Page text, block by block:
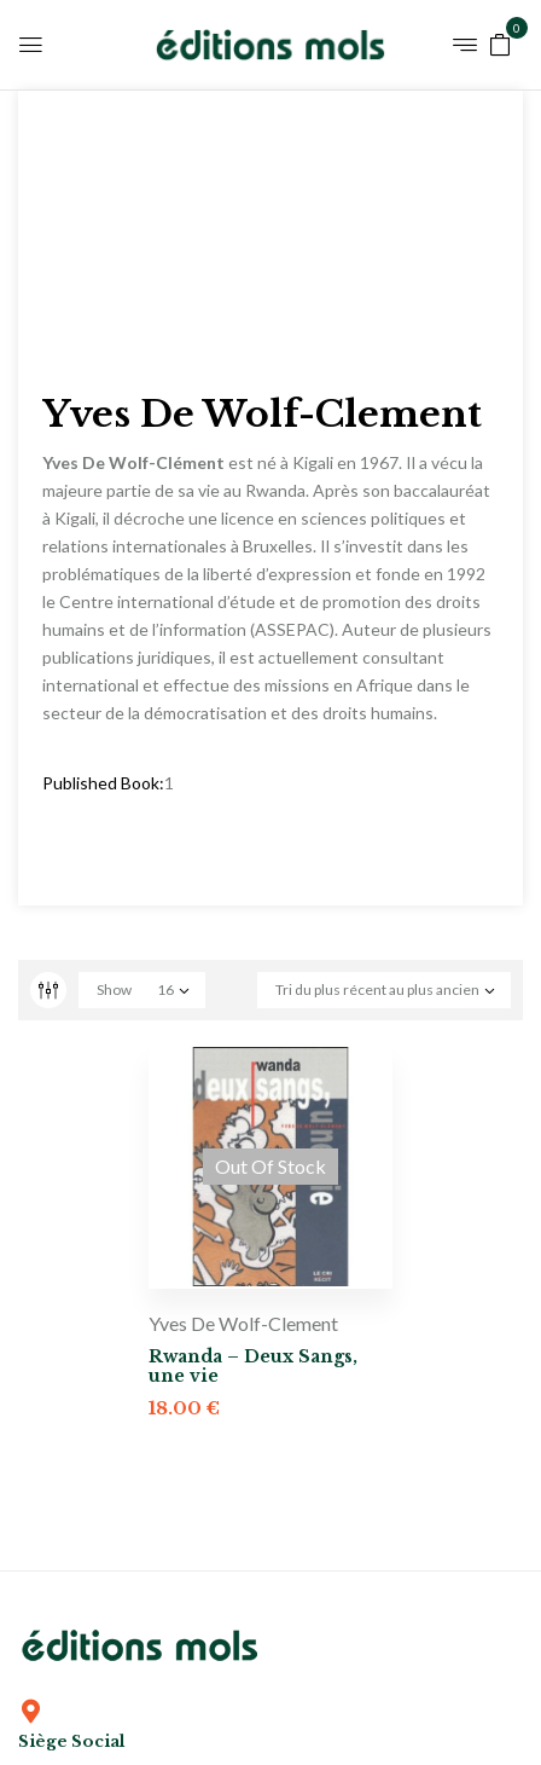
0
Yves De Wolf-Clement
Yves De Wolf-Clément est né à Kigali en 1967. Il a vécu la
majeure partie de sa vie au Rwanda. Après son baccalauréat
à Kigali, il décroche une licence en sciences politiques et
relations internationales à Bruxelles. Il s’investit dans les
problématiques de la liberté d’expression et fonde en 1992
le Centre international d’étude et de promotion des droits
humains et de l’information (ASSEPAC). Auteur de plusieurs
publications juridiques, il est actuellement consultant
international et effectue des missions en Afrique dans le
secteur de la démocratisation et des droits humains.
Published Book:1
Tri du plus récent au plus ancien
Show 16
Out Of Stock
Yves De Wolf-Clement
Rwanda – Deux Sangs,
une vie
18.00€
Siège Social